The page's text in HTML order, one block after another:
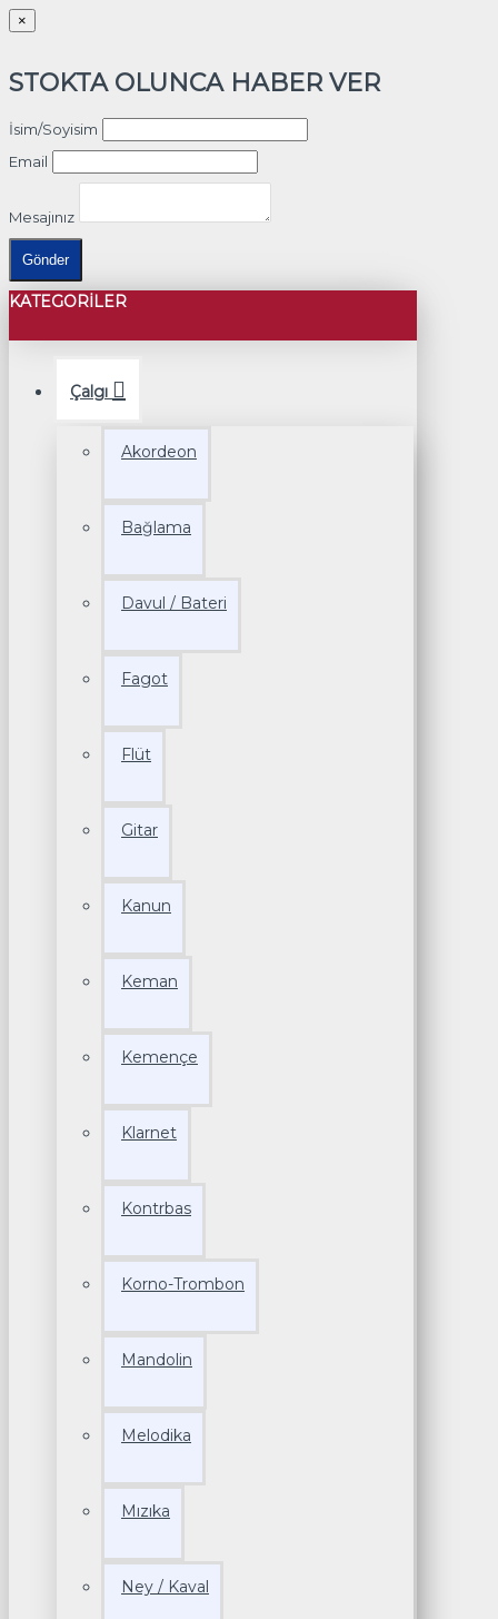
×
STOKTA OLUNCA HABER VER
İsim/Soyisim
Email
Mesajınız
Gönder
KATEGORILER
Çalgı
Akordeon
Bağlama
Davul / Bateri
Fagot
Flüt
Gitar
Kanun
Keman
Kemençe
Klarnet
Kontrbas
Korno-Trombon
Mandolin
Melodika
Mızıka
Ney / Kaval